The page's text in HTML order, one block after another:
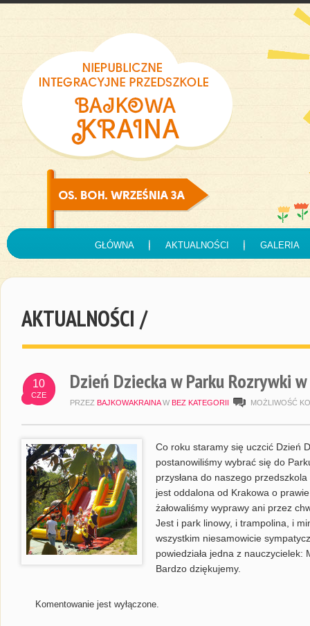
GŁÓWNA AKTUALNOŚCI GALERIA
AKTUALNOŚCI /
10
CZE
Dzień Dziecka w Parku Rozrywki
PRZEZ BAJKOWAKRAINA W BEZ KATEGORII MOŻLIWOŚĆ
Co roku staramy się uczcić Dzień
postanowiliśmy wybrać się do
przysłana do naszego
jest oddalona od Krakowa o
żałowaliśmy wyprawy ani przez
Jest i park linowy, i trampolina, i
wszystkim niesamowicie
powiedziała jedna z nauczycielek:
Bardzo dziękujemy.
Komentowanie jest wyłączone.